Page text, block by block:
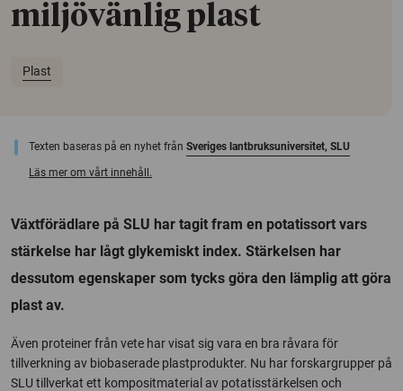
miljövänlig plast
Plast
Texten baseras på en nyhet från Sveriges lantbruksuniversitet, SLU
Läs mer om vårt innehåll.
Växtförädlare på SLU har tagit fram en potatissort vars
stärkelse har lågt glykemiskt index. Stärkelsen har
dessutom egenskaper som tycks göra den lämplig att göra
plast av.
Även proteiner från vete har visat sig vara en bra råvara för
tillverkning av biobaserade plastprodukter. Nu har forskargrupper på
SLU tillverkat ett kompositmaterial av potatisstärkelsen och